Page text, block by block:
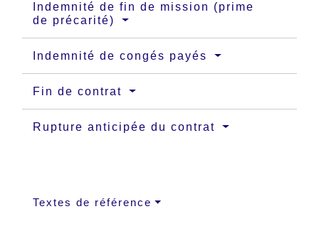
Indemnité de fin de mission (prime
de précarité)
Indemnité de congés payés
Fin de contrat
Rupture anticipée du contrat
Textes de référence